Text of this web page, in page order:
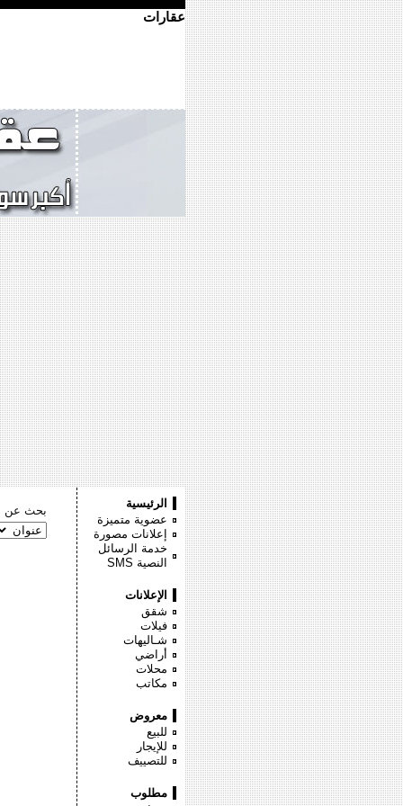
عقارات
بحث عن
الرئيسية
عضوية متميزة
إعلانات مصورة
خدمة الرسائل
النصية SMS
الإعلانات
شقق
فيلات
شـاليهات
أراضي
محلات
مكاتب
معروض
للبيع
للإيجار
للتصييف
مطلوب